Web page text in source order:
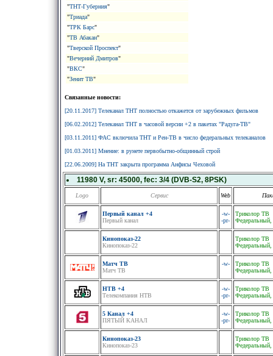
"ТНТ-Губерния"
"Триада"
"ТРК Барс"
"ТВ Абакан"
"Тверской Проспект"
"Вечерний Дмитров"
"ВКС"
"Зенит ТВ"
Связанные новости:
[20.11.2017] Телеканал ТНТ полностью откажется от зарубежных фильмов
[06.02.2012] Телеканал ТНТ в часовой версии +2 в пакетах "Радуга-ТВ"
[03.11.2011] ФАС включила ТНТ и Рен-ТВ в число федеральных телеканалов
[01.03.2011] Мнение: в рунете первобытно-общинный строй
[22.06.2009] На ТНТ закрыта программа Анфисы Чеховой
11980 V, sr: 45000, fec: 3/4 (DVB-S2, 8PSK)
Logo Сервис Web
Первый канал +4
Первый канал
-w-
-pr-
Триколор ТВ
Федеральный,
Кинопоказ-22
Кинопоказ-22
Триколор ТВ
Федеральный,
Матч ТВ
Матч ТВ
-w-
Триколор ТВ
Федеральный,
НТВ +4
Телекомпания НТВ
-w-
-pr-
Триколор ТВ
Федеральный,
5 Канал +4
ПЯТЫЙ КАНАЛ
-w-
-pr-
Триколор ТВ
Федеральный,
Кинопоказ-23
Кинопоказ-23
Триколор ТВ
Федеральный,